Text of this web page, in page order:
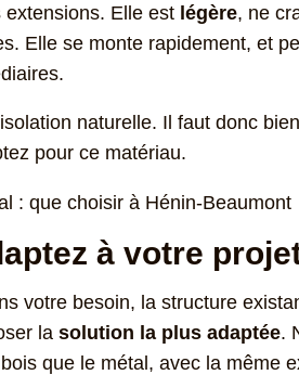
Elle est légère, ne
Elle se monte rapidement, et
naturelle. Il faut donc
pour ce matériau.
à votre
votre besoin, la structure
la solution la plus adaptée.
que le métal, avec la même